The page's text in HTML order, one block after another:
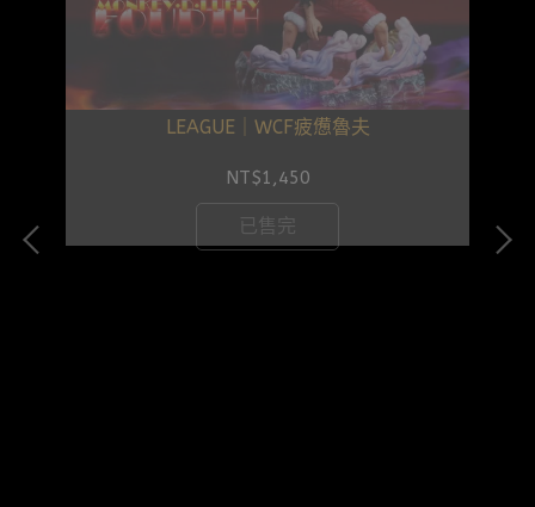
LEAGUE｜WCF疲憊魯夫
NT$1,450
已售完